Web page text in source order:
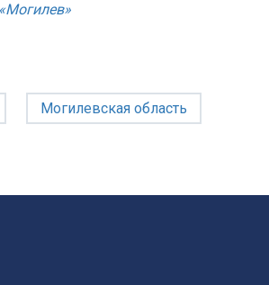
Могилевская область